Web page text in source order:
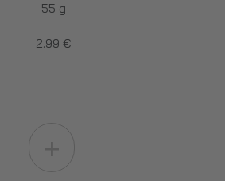
55 g
2.99 €